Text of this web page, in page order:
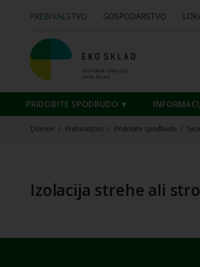
PREBIVALSTVO GOSPODARSTVO
PRIDOBITE SPODBUDO
Domov / Prebivalstvo / Pridobite spodbudo /
Izolacija strehe ali